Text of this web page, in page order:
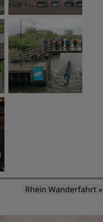
Rhein Wanderfahrt »